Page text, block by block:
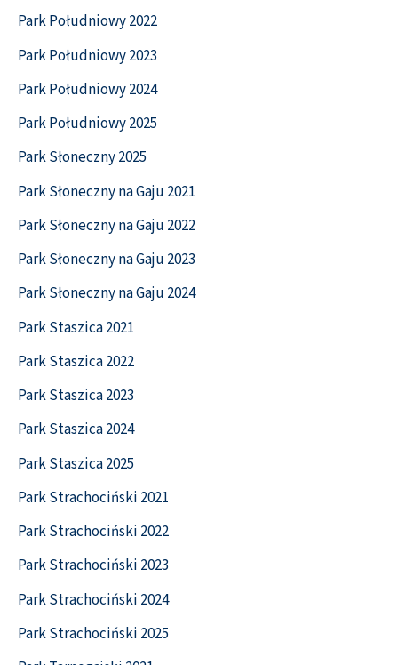
Park Południowy 2022
Park Południowy 2023
Park Południowy 2024
Park Południowy 2025
Park Słoneczny 2025
Park Słoneczny na Gaju 2021
Park Słoneczny na Gaju 2022
Park Słoneczny na Gaju 2023
Park Słoneczny na Gaju 2024
Park Staszica 2021
Park Staszica 2022
Park Staszica 2023
Park Staszica 2024
Park Staszica 2025
Park Strachociński 2021
Park Strachociński 2022
Park Strachociński 2023
Park Strachociński 2024
Park Strachociński 2025